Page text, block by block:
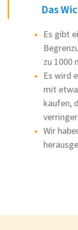
Das
Es gibt
zu 1000
Es wird
mit
kaufen,
Wir